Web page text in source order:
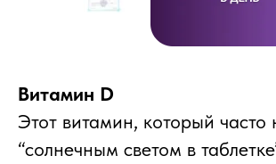
Витамин D
Этот витамин, который часто
“солнечным светом в